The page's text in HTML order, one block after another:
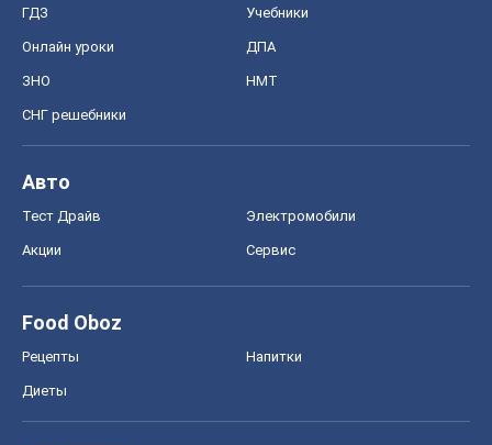
ГДЗ Учебники
Онлайн уроки ДПА
ЗНО НМТ
СНГ решебники
Авто
Тест Драйв Электромобили
Акции Сервис
Food Oboz
Рецепты Напитки
Диеты